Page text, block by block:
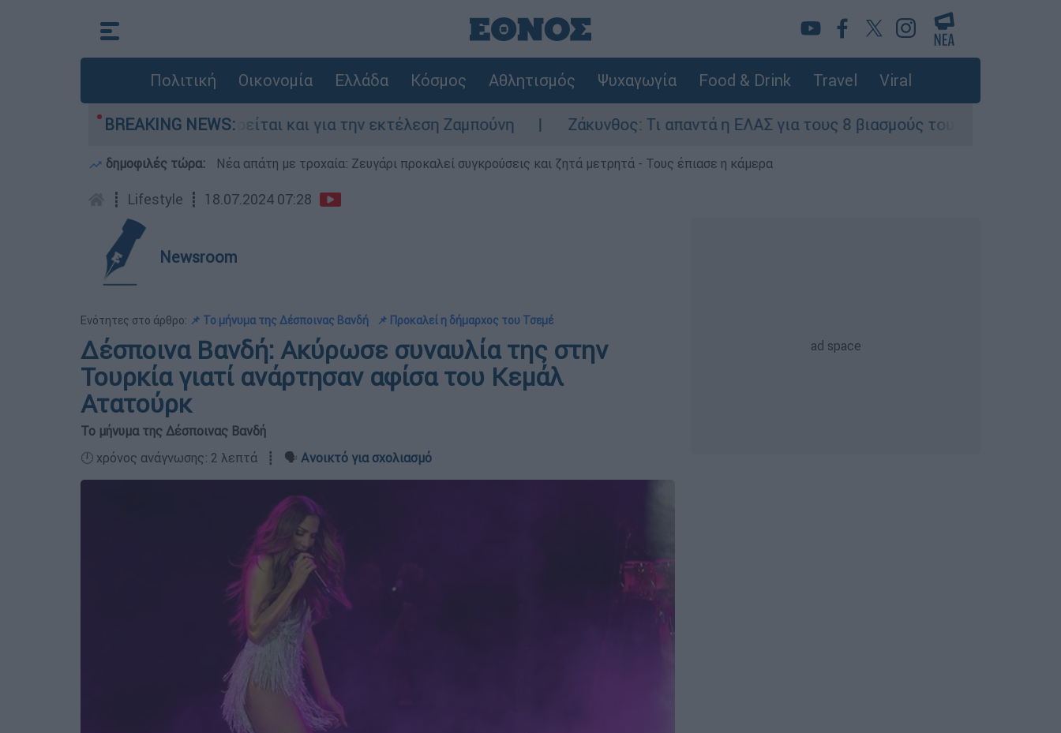
Πολιτική Οικονομία Ελλάδα Κόσμος Αθλητισμός Ψυχαγωγία Food & Drink Travel Viral
BREAKING NEWS:
Ελλάδα - Κατηγορείται και για την εκτέλεση Ζαμπούνη Ζάκυνθος: Τι απαντά η ΕΛΑΣ για τους 8 βιασμούς τουριστριών - «Μόνο 3
δημοφιλές τώρα: Νέα απάτη με τροχαία: Ζευγάρι προκαλεί συγκρούσεις και ζητά μετρητά - Τους έπιασε η κάμερα
┋ Lifestyle ┋ 18.07.2024 07:28
Newsroom
Ενότητες στο άρθρο: 📌 Το μήνυμα της Δέσποινας Βανδή 📌 Προκαλεί η δήμαρχος του Τσεμέ
Δέσποινα Βανδή: Ακύρωσε συναυλία της στην
Τουρκία γιατί ανάρτησαν αφίσα του Κεμάλ
Ατατούρκ
Το μήνυμα της Δέσποινας Βανδή
🕛 χρόνος ανάγνωσης: 2 λεπτά ┋ 🗣️ Ανοικτό για σχολιασμό